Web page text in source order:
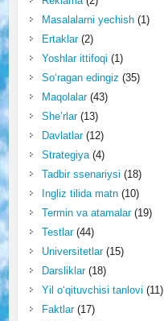
Masalalarni yechish(1)
Ertaklar(2)
Yoshlar ittifoqi (1)
So‘ragan edingiz (35)
Maqolalar(43)
She’rlar(13)
Davlatlar(12)
Strategiya(4)
Tadbir ssenariysi (18)
Ingliz tilida matn(10)
Termin va atamalar(19)
Testlar(44)
Universitetlar(15)
Darsliklar(18)
Yil o‘qituvchisi tanlovi (11)
Faktlar(17)